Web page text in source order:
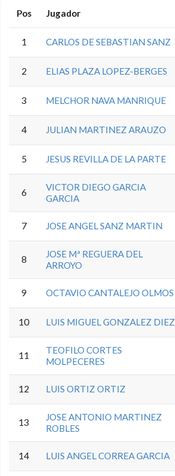
Pos Jugador
1 CARLOS DE SEBASTIAN SANZ
2 ELIAS PLAZA LOPEZ-BERGES
3 MELCHOR NAVA MANRIQUE
4 JULIAN MARTINEZ ARAUZO
5 JESUS REVILLA DE LA PARTE
6
VICTOR DIEGO GARCIA
GARCIA
7 JOSE ANGEL SANZ MARTIN
8
JOSE Mª REGUERA DEL
ARROYO
9 OCTAVIO CANTALEJO OLMOS
10 LUIS MIGUEL GONZALEZ DIEZ
11
TEOFILO CORTES
MOLPECERES
12 LUIS ORTIZ ORTIZ
13
JOSE ANTONIO MARTINEZ
ROBLES
14 LUIS ANGEL CORREA GARCIA